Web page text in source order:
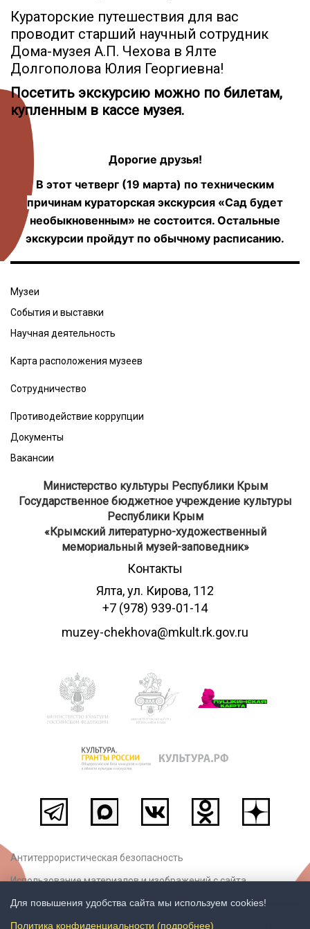
Кураторские путешествия для вас
проводит старший научный сотрудник
Дома-музея А.П. Чехова в Ялте
Долгополова Юлия Георгиевна!
Посетить экскурсию можно по билетам,
купленным в кассе музея.
Дорогие друзья!
В этот четверг (19 марта) по техническим
причинам кураторская экскурсия «Сад будет
необыкновенным» не состоится. Остальные
экскурсии пройдут по обычному расписанию.
Музеи
События и выставки
Научная деятельность
Карта расположения музеев
Сотрудничество
Противодействие коррупции
Документы
Вакансии
Министерство культуры Республики Крым
Государственное бюджетное учреждение культуры
Республики Крым
​«Крымский литературно-художественный
мемориальный музей-заповедник»
Контакты
Ялта, ул. Кирова, 112
+7 (978) 939-01-14
muzey-chekhova@mkult.rk.gov.ru
Антитеррористическая безопасность
Использование материалов и изображений с сайта
Для повышения удобства сайта мы используем cookies!
Политика конфиденциальности (подробнее)